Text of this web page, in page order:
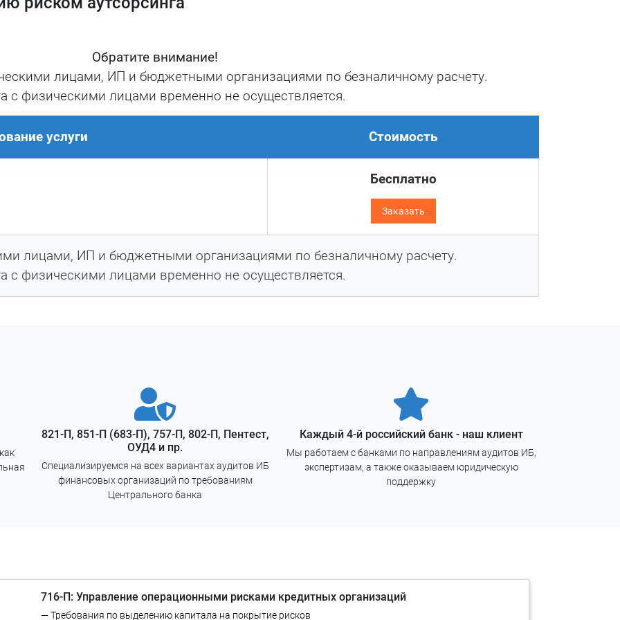
сопровождение, мы поможем выстроить надёжную
в соответствии с актуальными регуляторными
ЦБ РФ № 716-П
аутсорсинг функций, операций, услуг, процессов и
распорядительной документации по управлению
Обратите внимание!
лицами, ИП и бюджетными организациями по безналичному расчету.
с физическими лицами временно не осуществляется.
услуги Стоимость
Бесплатно
Заказать
лицами, ИП и бюджетными организациями по безналичному расчету.
с физическими лицами временно не осуществляется.
821-П, 851-П (683-П), 757-П, 802-П, Пентест,
ОУД4 и пр.
Специализируемся на всех вариантах аудитов ИБ
финансовых организаций по требованиям
Центрального банка
Каждый 4-й российский банк - наш клиент
Мы работаем с банками по направлениям аудитов ИБ,
экспертизам, а также оказываем юридическую
поддержку
716-П: Управление операционными рисками кредитных организаций
— Требования по выделению капитала на покрытие рисков